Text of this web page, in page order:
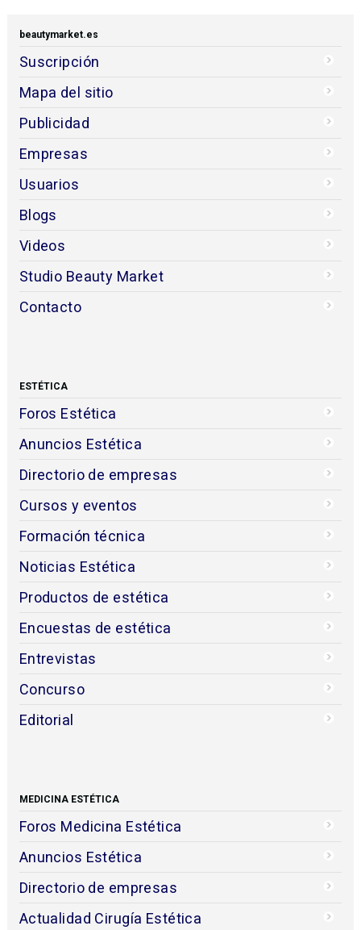
beautymarket.es
Suscripción
Mapa del sitio
Publicidad
Empresas
Usuarios
Blogs
Videos
Studio Beauty Market
Contacto
ESTÉTICA
Foros Estética
Anuncios Estética
Directorio de empresas
Cursos y eventos
Formación técnica
Noticias Estética
Productos de estética
Encuestas de estética
Entrevistas
Concurso
Editorial
MEDICINA ESTÉTICA
Foros Medicina Estética
Anuncios Estética
Directorio de empresas
Actualidad Cirugía Estética